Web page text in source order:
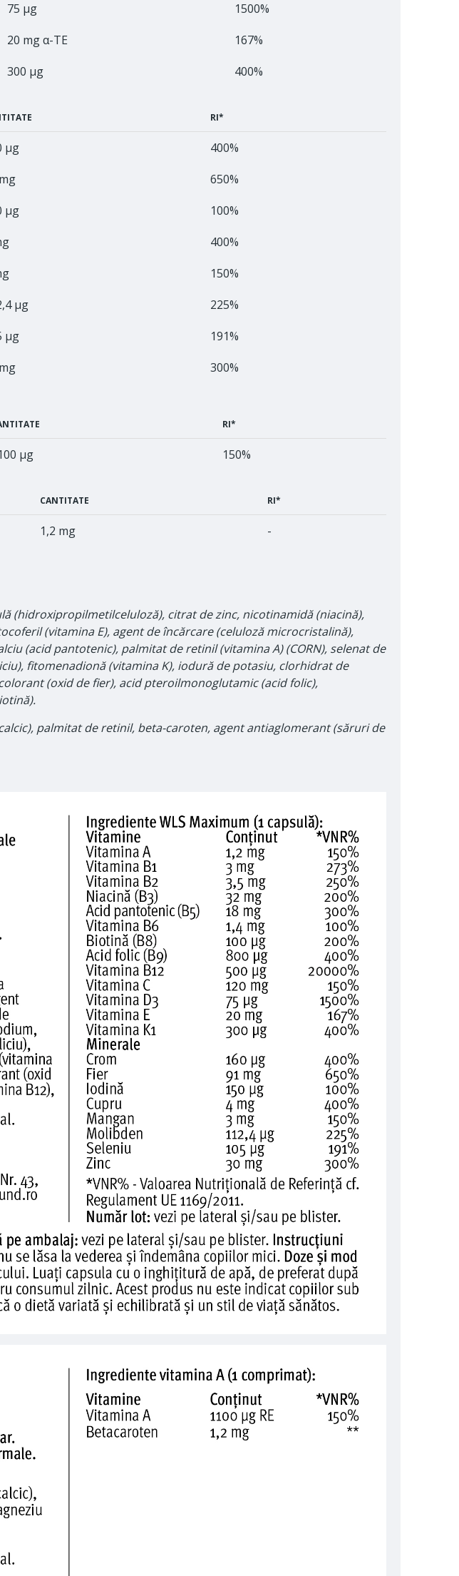
75 μg
1500%
20 mg α-TE
167%
300 μg 400%
RI*
μg
400%
650%
μg
100%
400%
150%
μg
225%
μg
191%
300%
RI*
μg 150%
CANTITATE RI*
1,2 mg -
(hidroxipropilmetilceluloză), citrat de zinc, nicotinamidă (niacină),
(vitamina E), agent de încărcare (celuloză microcristalină),
(acid pantotenic), palmitat de retinil (vitamina A) (CORN), selenat de
fitomenadionă (vitamina K), iodură de potasiu, clorhidrat de
(oxid de fier), acid pteroilmonoglutamic (acid folic),
palmitat de retinil, beta-caroten, agent antiaglomerant (săruri de